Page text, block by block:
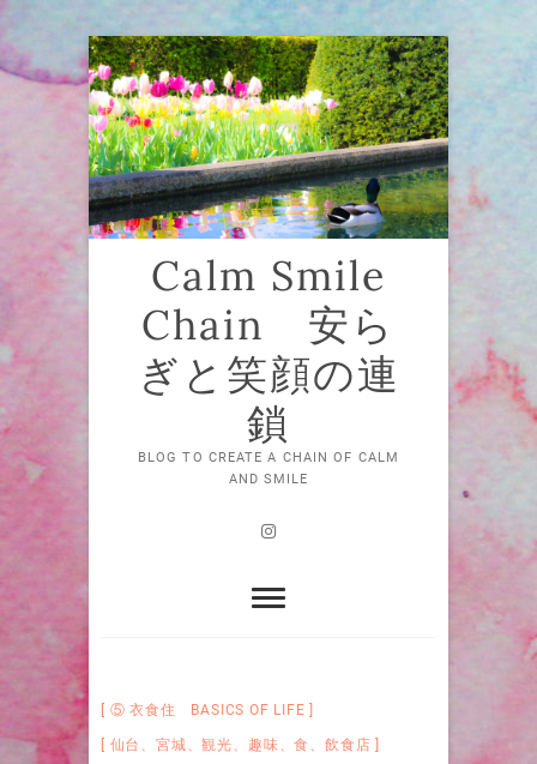
Skip
to
content
Calm Smile
Chain 安ら
ぎと笑顔の連
鎖
BLOG TO CREATE A CHAIN OF CALM
AND SMILE
Instagram
⑤ 衣食住 BASICS OF LIFE
仙台 、宮城 、観光 趣味 、食 飲食店